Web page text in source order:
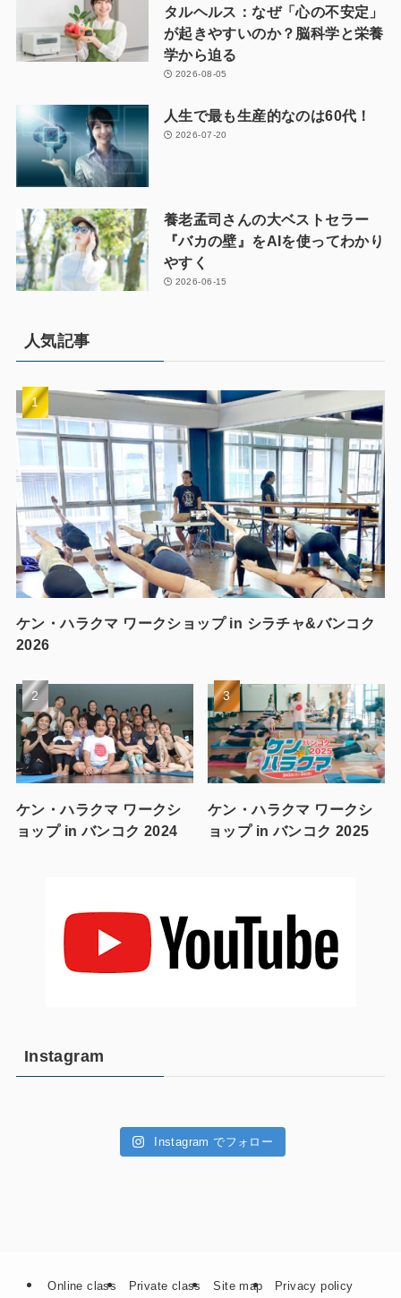
タルヘルス：なぜ「心の不安定」
が起きやすいのか？脳科学と栄養
学から迫る
2026-08-05
人生で最も生産的なのは60代！
2026-07-20
養老孟司さんの大ベストセラー
『バカの壁』をAIを使ってわかり
やすく
2026-06-15
人気記事
ケン・ハラクマ ワークショップ in シラチャ&バンコク
2026
ケン・ハラクマ ワークシ
ョップ in バンコク 2024
ケン・ハラクマ ワークシ
ョップ in バンコク 2025
Instagram
Instagram でフォロー
Online class Private class Site map Privacy policy